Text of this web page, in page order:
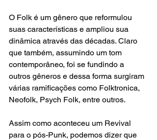
O Folk é um gênero que reformulou
suas características e ampliou sua
dinâmica através das décadas. Claro
que também, assumindo um tom
contemporâneo, foi se fundindo a
outros gêneros e dessa forma surgiram
várias ramificações como Folktronica,
Neofolk, Psych Folk, entre outros.
Assim como aconteceu um Revival
para o pós-Punk, podemos dizer que